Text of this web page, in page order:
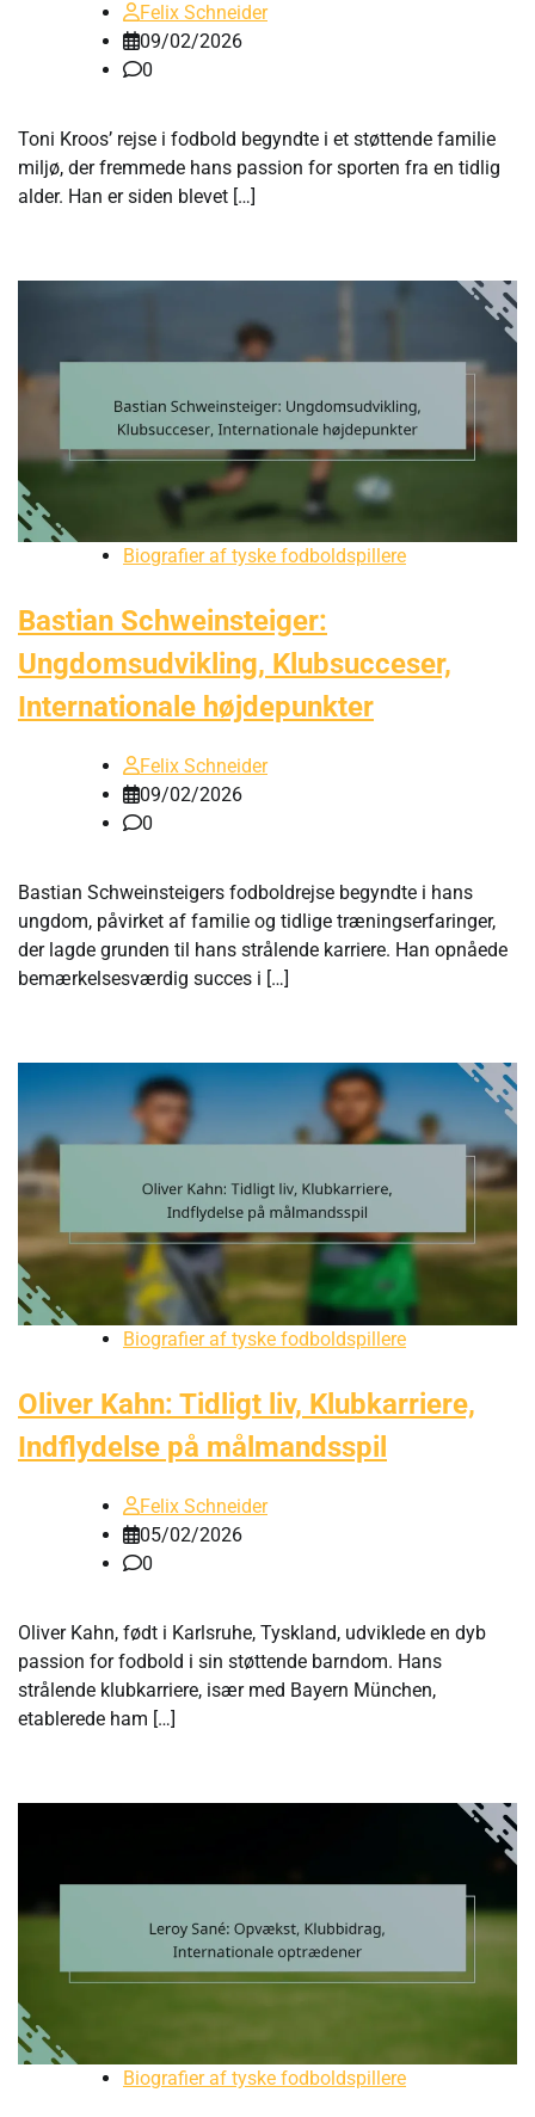
Felix Schneider
09/02/2026
0
Toni Kroos’ rejse i fodbold begyndte i et støttende familie
miljø, der fremmede hans passion for sporten fra en tidlig
alder. Han er siden blevet […]
Biografier af tyske fodboldspillere
Bastian Schweinsteiger:
Ungdomsudvikling, Klubsucceser,
Internationale højdepunkter
Felix Schneider
09/02/2026
0
Bastian Schweinsteigers fodboldrejse begyndte i hans
ungdom, påvirket af familie og tidlige træningserfaringer,
der lagde grunden til hans strålende karriere. Han opnåede
bemærkelsesværdig succes i […]
Biografier af tyske fodboldspillere
Oliver Kahn: Tidligt liv, Klubkarriere,
Indflydelse på målmandsspil
Felix Schneider
05/02/2026
0
Oliver Kahn, født i Karlsruhe, Tyskland, udviklede en dyb
passion for fodbold i sin støttende barndom. Hans
strålende klubkarriere, især med Bayern München,
etablerede ham […]
Biografier af tyske fodboldspillere